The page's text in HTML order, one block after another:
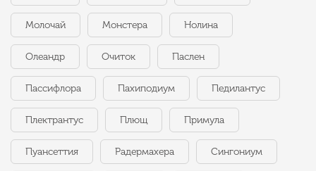
Молочай Монстера Нолина
Олеандр Очиток Паслен
Пассифлора Пахиподиум Педилантус
Плектрантус Плющ Примула
Пуансеттия Радермахера Сингониум